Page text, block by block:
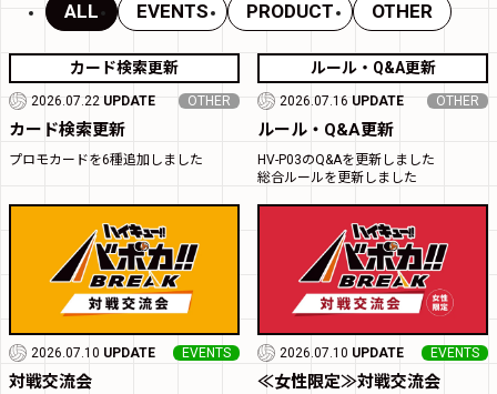
ALL EVENTS PRODUCT OTHER
カード検索更新
2026.07.22 UPDATE OTHER
カード検索更新
プロモカードを6種追加しました
ルール・Q&A更新
2026.07.16 UPDATE OTHER
ルール・Q&A更新
HV-P03のQ&Aを更新しました
総合ルールを更新しました
2026.07.10 UPDATE EVENTS
対戦交流会
2026.07.10 UPDATE EVENTS
≪女性限定≫対戦交流会